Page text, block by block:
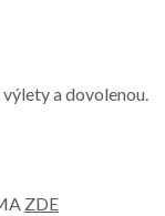
a dovolenou.
ZDE